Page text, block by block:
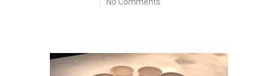
Hit enter to search or ESC to close